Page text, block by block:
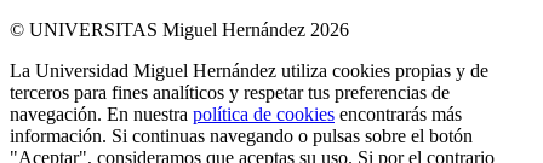
© UNIVERSITAS Miguel Hernández 2026
La Universidad Miguel Hernández utiliza cookies propias y de
terceros para fines analíticos y respetar tus preferencias de
navegación. En nuestra política de cookies encontrarás más
información. Si continuas navegando o pulsas sobre el botón
"Aceptar", consideramos que aceptas su uso. Si por el contrario